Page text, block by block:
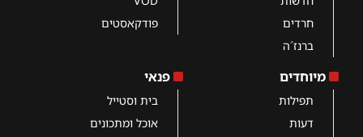
חרדים
ברנז´ה
פודקאסטים
מיוחדים
תפילות
דעות
פנאי
בית וסטייל
אוכל ומתכונים